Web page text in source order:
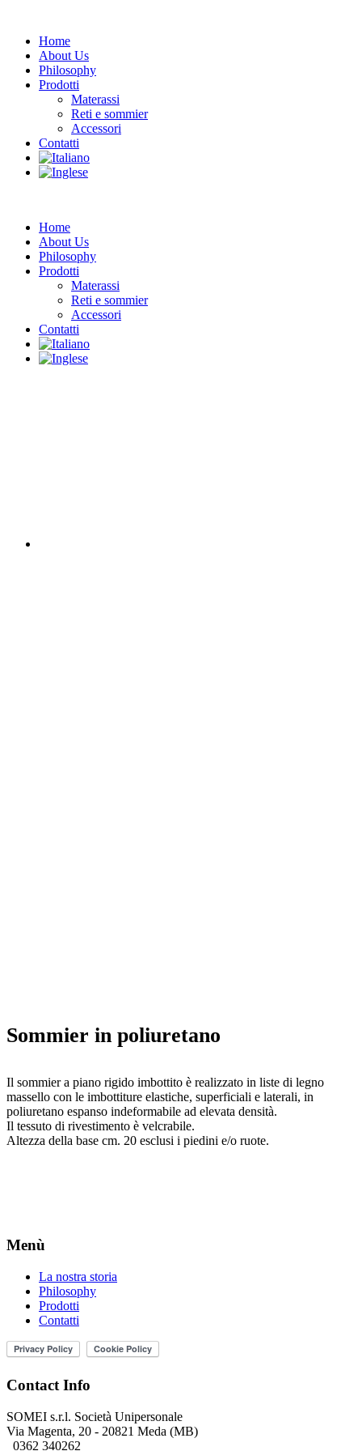
Home
About Us
Philosophy
Prodotti
Materassi
Reti e sommier
Accessori
Contatti
Home
About Us
Philosophy
Prodotti
Materassi
Reti e sommier
Accessori
Contatti
Sommier in poliuretano
Il sommier a piano rigido imbottito è realizzato in liste di legno
massello con le imbottiture elastiche, superficiali e laterali, in
poliuretano espanso indeformabile ad elevata densità.
Il tessuto di rivestimento è velcrabile.
Altezza della base cm. 20 esclusi i piedini e/o ruote.
Menù
La nostra storia
Philosophy
Prodotti
Contatti
Contact Info
SOMEI s.r.l. Società Unipersonale
Via Magenta, 20 - 20821 Meda (MB)
0362 340262